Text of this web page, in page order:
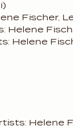
Fischer,
Helene
Helene
Helene